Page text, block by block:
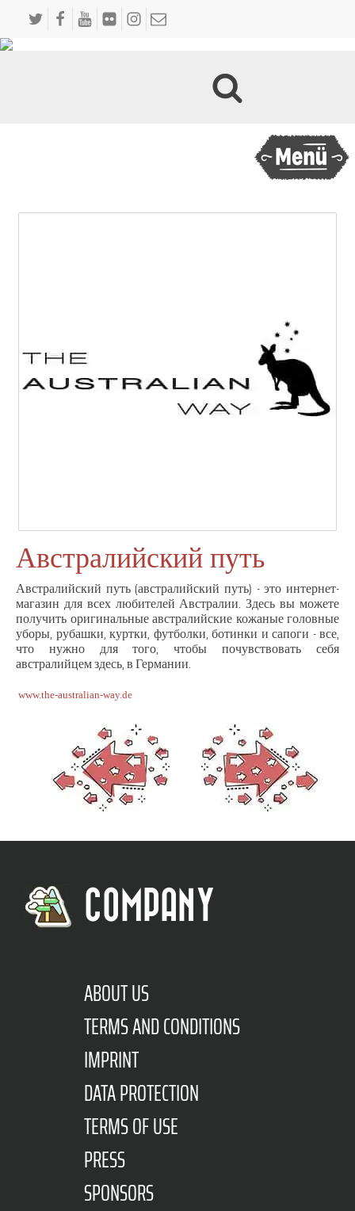
Австралийский путь
Австралийский путь (австралийский путь) - это интернет-
магазин для всех любителей Австралии. Здесь вы можете
получить оригинальные австралийские кожаные головные
уборы, рубашки, куртки, футболки, ботинки и сапоги - все,
что нужно для того, чтобы почувствовать себя
австралийцем здесь, в Германии.
www.the-australian-way.de
COMPANY
ABOUT US
TERMS AND CONDITIONS
IMPRINT
DATA PROTECTION
TERMS OF USE
PRESS
SPONSORS